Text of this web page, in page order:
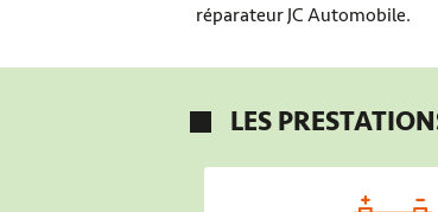
réparateur JC Automobile.
LES